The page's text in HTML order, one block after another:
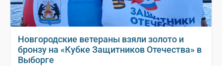
Новгородские ветераны взяли золото и
бронзу на «Кубке Защитников Отечества» в
Выборге